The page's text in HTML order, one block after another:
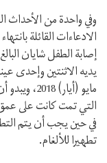
وفي واحدة من
الادعاءات القائلة
مايو
تطهيرا للألغام.